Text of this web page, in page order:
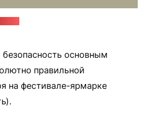
основным
правильной
на фестивале-ярмарке